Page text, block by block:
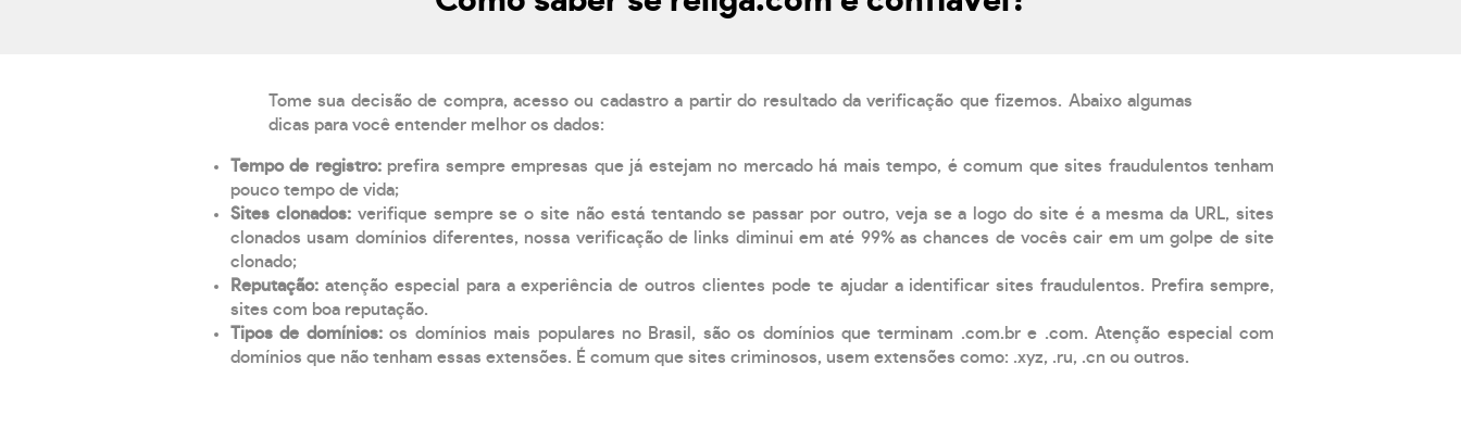
Tome sua decisão de compra, acesso ou cadastro a partir do resultado da verificação que fizemos. Abaixo algumas
dicas para você entender melhor os dados:
Tempo de registro: prefira sempre empresas que já estejam no mercado há mais tempo, é comum que sites fraudulentos tenham
pouco tempo de vida;
Sites clonados: verifique sempre se o site não está tentando se passar por outro, veja se a logo do site é a mesma da URL, sites
clonados usam domínios diferentes, nossa verificação de links diminui em até 99% as chances de vocês cair em um golpe de site
clonado;
Reputação: atenção especial para a experiência de outros clientes pode te ajudar a identificar sites fraudulentos. Prefira sempre,
sites com boa reputação.
Tipos de domínios:os domínios mais populares no Brasil, são os domínios que terminam .com.br e .com. Atenção especial com
domínios que não tenham essas extensões. É comum que sites criminosos, usem extensões como: .xyz, .ru, .cn ou outros.